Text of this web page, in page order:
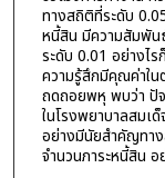
ทางสถิติที่ระดับ
หนี้สิน มีความสัมพั
ระดับ 0.01 อย่างไ
ความรู้สึกมีคุณค่าใน
ถดถอยพหุ พบว่า ปั
ในโรงพยาบาลสมเ
อย่างมีนัยสำคัญทา
จำนวนภาระหนี้สิน